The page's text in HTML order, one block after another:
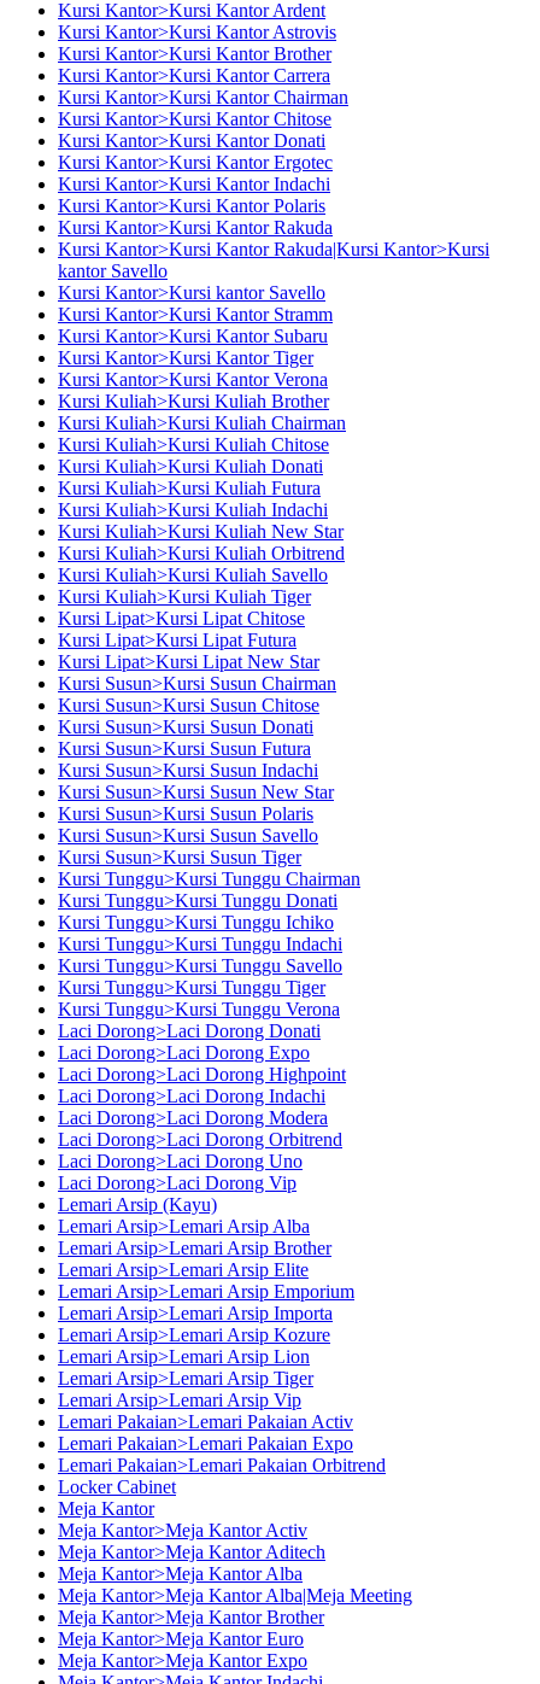
Kursi Kantor>Kursi Kantor Ardent
Kursi Kantor>Kursi Kantor Astrovis
Kursi Kantor>Kursi Kantor Brother
Kursi Kantor>Kursi Kantor Carrera
Kursi Kantor>Kursi Kantor Chairman
Kursi Kantor>Kursi Kantor Chitose
Kursi Kantor>Kursi Kantor Donati
Kursi Kantor>Kursi Kantor Ergotec
Kursi Kantor>Kursi Kantor Indachi
Kursi Kantor>Kursi Kantor Polaris
Kursi Kantor>Kursi Kantor Rakuda
Kursi Kantor>Kursi Kantor Rakuda|Kursi Kantor>Kursi
kantor Savello
Kursi Kantor>Kursi kantor Savello
Kursi Kantor>Kursi Kantor Stramm
Kursi Kantor>Kursi Kantor Subaru
Kursi Kantor>Kursi Kantor Tiger
Kursi Kantor>Kursi Kantor Verona
Kursi Kuliah>Kursi Kuliah Brother
Kursi Kuliah>Kursi Kuliah Chairman
Kursi Kuliah>Kursi Kuliah Chitose
Kursi Kuliah>Kursi Kuliah Donati
Kursi Kuliah>Kursi Kuliah Futura
Kursi Kuliah>Kursi Kuliah Indachi
Kursi Kuliah>Kursi Kuliah New Star
Kursi Kuliah>Kursi Kuliah Orbitrend
Kursi Kuliah>Kursi Kuliah Savello
Kursi Kuliah>Kursi Kuliah Tiger
Kursi Lipat>Kursi Lipat Chitose
Kursi Lipat>Kursi Lipat Futura
Kursi Lipat>Kursi Lipat New Star
Kursi Susun>Kursi Susun Chairman
Kursi Susun>Kursi Susun Chitose
Kursi Susun>Kursi Susun Donati
Kursi Susun>Kursi Susun Futura
Kursi Susun>Kursi Susun Indachi
Kursi Susun>Kursi Susun New Star
Kursi Susun>Kursi Susun Polaris
Kursi Susun>Kursi Susun Savello
Kursi Susun>Kursi Susun Tiger
Kursi Tunggu>Kursi Tunggu Chairman
Kursi Tunggu>Kursi Tunggu Donati
Kursi Tunggu>Kursi Tunggu Ichiko
Kursi Tunggu>Kursi Tunggu Indachi
Kursi Tunggu>Kursi Tunggu Savello
Kursi Tunggu>Kursi Tunggu Tiger
Kursi Tunggu>Kursi Tunggu Verona
Laci Dorong>Laci Dorong Donati
Laci Dorong>Laci Dorong Expo
Laci Dorong>Laci Dorong Highpoint
Laci Dorong>Laci Dorong Indachi
Laci Dorong>Laci Dorong Modera
Laci Dorong>Laci Dorong Orbitrend
Laci Dorong>Laci Dorong Uno
Laci Dorong>Laci Dorong Vip
Lemari Arsip (Kayu)
Lemari Arsip>Lemari Arsip Alba
Lemari Arsip>Lemari Arsip Brother
Lemari Arsip>Lemari Arsip Elite
Lemari Arsip>Lemari Arsip Emporium
Lemari Arsip>Lemari Arsip Importa
Lemari Arsip>Lemari Arsip Kozure
Lemari Arsip>Lemari Arsip Lion
Lemari Arsip>Lemari Arsip Tiger
Lemari Arsip>Lemari Arsip Vip
Lemari Pakaian>Lemari Pakaian Activ
Lemari Pakaian>Lemari Pakaian Expo
Lemari Pakaian>Lemari Pakaian Orbitrend
Locker Cabinet
Meja Kantor
Meja Kantor>Meja Kantor Activ
Meja Kantor>Meja Kantor Aditech
Meja Kantor>Meja Kantor Alba
Meja Kantor>Meja Kantor Alba|Meja Meeting
Meja Kantor>Meja Kantor Brother
Meja Kantor>Meja Kantor Euro
Meja Kantor>Meja Kantor Expo